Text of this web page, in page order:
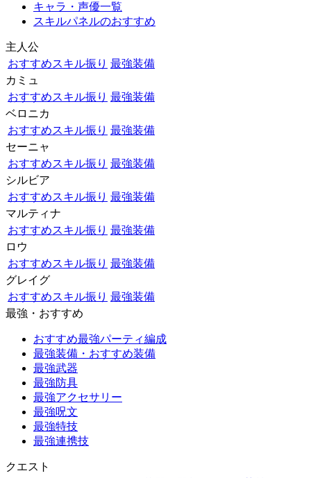
キャラ・声優一覧
スキルパネルのおすすめ
主人公
おすすめスキル振り 最強装備
カミュ
おすすめスキル振り 最強装備
ベロニカ
おすすめスキル振り 最強装備
セーニャ
おすすめスキル振り 最強装備
シルビア
おすすめスキル振り 最強装備
マルティナ
おすすめスキル振り 最強装備
ロウ
おすすめスキル振り 最強装備
グレイグ
おすすめスキル振り 最強装備
最強・おすすめ
おすすめ最強パーティ編成
最強装備・おすすめ装備
最強武器
最強防具
最強アクセサリー
最強呪文
最強特技
最強連携技
クエスト